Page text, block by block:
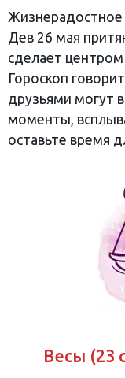
Жизнерадостное
Дев 26 мая
сделает
Гороскоп
друзьями могут
моменты,
оставьте время
Весы (23